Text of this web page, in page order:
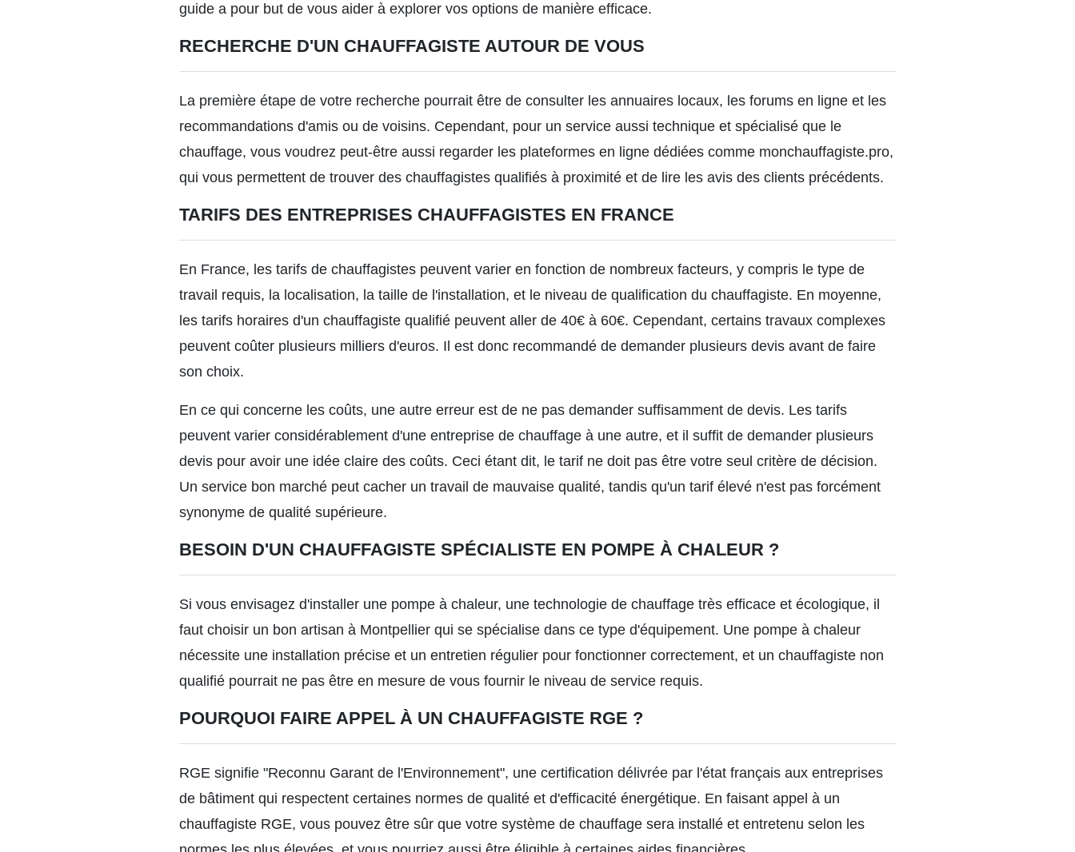
guide a pour but de vous aider à explorer vos options de manière efficace.
RECHERCHE D'UN CHAUFFAGISTE AUTOUR DE VOUS
La première étape de votre recherche pourrait être de consulter les annuaires locaux, les forums en ligne et les
recommandations d'amis ou de voisins. Cependant, pour un service aussi technique et spécialisé que le
chauffage, vous voudrez peut-être aussi regarder les plateformes en ligne dédiées comme monchauffagiste.pro,
qui vous permettent de trouver des chauffagistes qualifiés à proximité et de lire les avis des clients précédents.
TARIFS DES ENTREPRISES CHAUFFAGISTES EN FRANCE
En France, les tarifs de chauffagistes peuvent varier en fonction de nombreux facteurs, y compris le type de
travail requis, la localisation, la taille de l'installation, et le niveau de qualification du chauffagiste. En moyenne,
les tarifs horaires d'un chauffagiste qualifié peuvent aller de 40€ à 60€. Cependant, certains travaux complexes
peuvent coûter plusieurs milliers d'euros. Il est donc recommandé de demander plusieurs devis avant de faire
son choix.
En ce qui concerne les coûts, une autre erreur est de ne pas demander suffisamment de devis. Les tarifs
peuvent varier considérablement d'une entreprise de chauffage à une autre, et il suffit de demander plusieurs
devis pour avoir une idée claire des coûts. Ceci étant dit, le tarif ne doit pas être votre seul critère de décision.
Un service bon marché peut cacher un travail de mauvaise qualité, tandis qu'un tarif élevé n'est pas forcément
synonyme de qualité supérieure.
BESOIN D'UN CHAUFFAGISTE SPÉCIALISTE EN POMPE À CHALEUR ?
Si vous envisagez d'installer une pompe à chaleur, une technologie de chauffage très efficace et écologique, il
faut choisir un bon artisan à Montpellier qui se spécialise dans ce type d'équipement. Une pompe à chaleur
nécessite une installation précise et un entretien régulier pour fonctionner correctement, et un chauffagiste non
qualifié pourrait ne pas être en mesure de vous fournir le niveau de service requis.
POURQUOI FAIRE APPEL À UN CHAUFFAGISTE RGE ?
RGE signifie "Reconnu Garant de l'Environnement", une certification délivrée par l'état français aux entreprises
de bâtiment qui respectent certaines normes de qualité et d'efficacité énergétique. En faisant appel à un
chauffagiste RGE, vous pouvez être sûr que votre système de chauffage sera installé et entretenu selon les